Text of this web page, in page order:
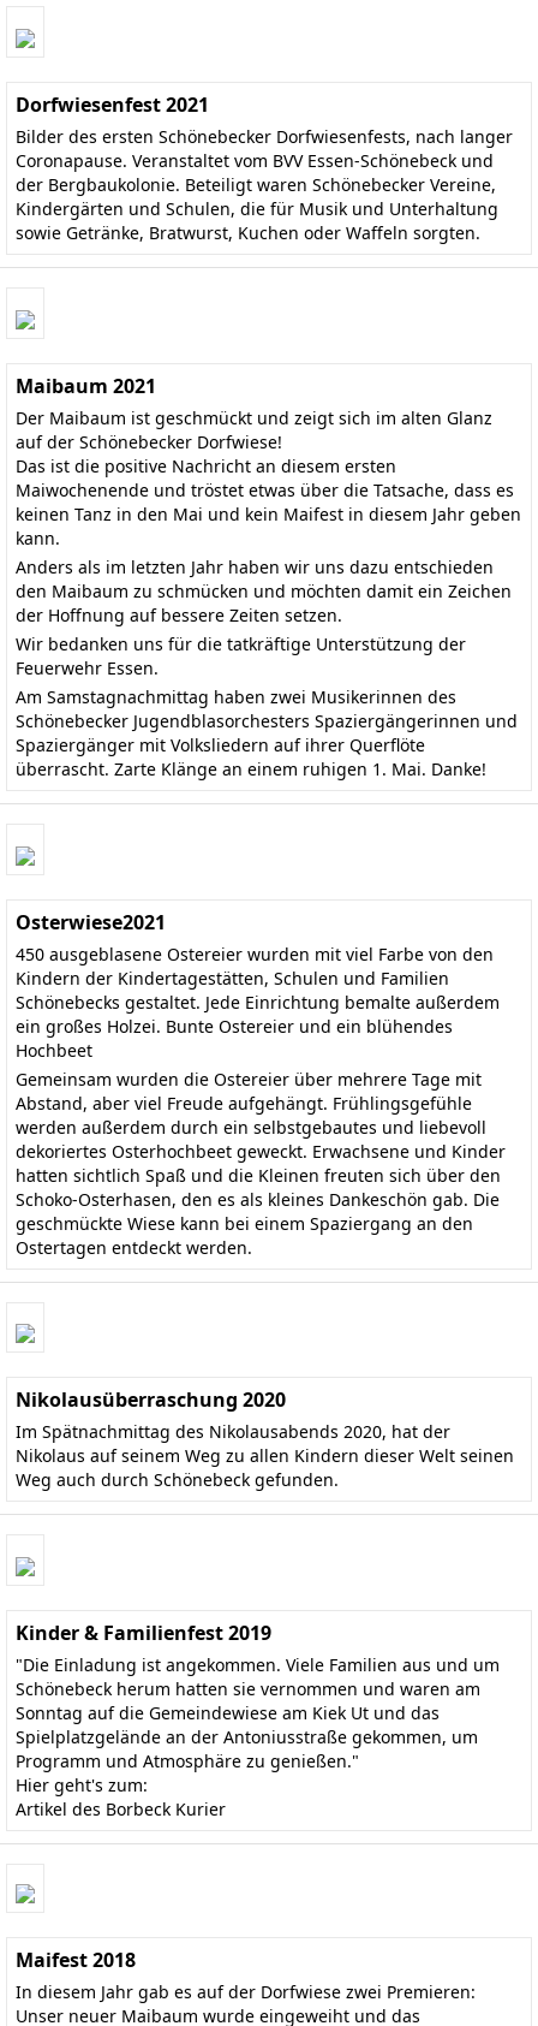
Dorfwiesenfest 2021
Bilder des ersten Schönebecker Dorfwiesenfests, nach langer
Coronapause. Veranstaltet vom BVV Essen-Schönebeck und
der Bergbaukolonie. Beteiligt waren Schönebecker Vereine,
Kindergärten und Schulen, die für Musik und Unterhaltung
sowie Getränke, Bratwurst, Kuchen oder Waffeln sorgten.
Maibaum 2021
Der Maibaum ist geschmückt und zeigt sich im alten Glanz
auf der Schönebecker Dorfwiese!
Das ist die positive Nachricht an diesem ersten
Maiwochenende und tröstet etwas über die Tatsache, dass es
keinen Tanz in den Mai und kein Maifest in diesem Jahr geben
kann.
Anders als im letzten Jahr haben wir uns dazu entschieden
den Maibaum zu schmücken und möchten damit ein Zeichen
der Hoffnung auf bessere Zeiten setzen.
Wir bedanken uns für die tatkräftige Unterstützung der
Feuerwehr Essen.
Am Samstagnachmittag haben zwei Musikerinnen des
Schönebecker Jugendblasorchesters Spaziergängerinnen und
Spaziergänger mit Volksliedern auf ihrer Querflöte
überrascht. Zarte Klänge an einem ruhigen 1. Mai. Danke!
Osterwiese2021
450 ausgeblasene Ostereier wurden mit viel Farbe von den
Kindern der Kindertagestätten, Schulen und Familien
Schönebecks gestaltet. Jede Einrichtung bemalte außerdem
ein großes Holzei. Bunte Ostereier und ein blühendes
Hochbeet
Gemeinsam wurden die Ostereier über mehrere Tage mit
Abstand, aber viel Freude aufgehängt. Frühlingsgefühle
werden außerdem durch ein selbstgebautes und liebevoll
dekoriertes Osterhochbeet geweckt. Erwachsene und Kinder
hatten sichtlich Spaß und die Kleinen freuten sich über den
Schoko-Osterhasen, den es als kleines Dankeschön gab. Die
geschmückte Wiese kann bei einem Spaziergang an den
Ostertagen entdeckt werden.
Nikolausüberraschung 2020
Im Spätnachmittag des Nikolausabends 2020, hat der
Nikolaus auf seinem Weg zu allen Kindern dieser Welt seinen
Weg auch durch Schönebeck gefunden.
Kinder & Familienfest 2019
"Die Einladung ist angekommen. Viele Familien aus und um
Schönebeck herum hatten sie vernommen und waren am
Sonntag auf die Gemeindewiese am Kiek Ut und das
Spielplatzgelände an der Antoniusstraße gekommen, um
Programm und Atmosphäre zu genießen."
Hier geht's zum:
Artikel des Borbeck Kurier
Maifest 2018
In diesem Jahr gab es auf der Dorfwiese zwei Premieren:
Unser neuer Maibaum wurde eingeweiht und das